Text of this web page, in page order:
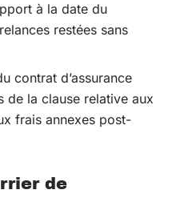
à la date du
restées sans
contrat d’assurance
de la clause relative aux
frais annexes post-
de